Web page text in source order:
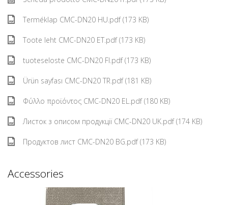
Terméklap CMC-DN20 HU.pdf (173 KB)
Toote leht CMC-DN20 ET.pdf (173 KB)
tuoteseloste CMC-DN20 FI.pdf (173 KB)
Ürün sayfası CMC-DN20 TR.pdf (181 KB)
Φύλλο προϊόντος CMC-DN20 EL.pdf (180 KB)
Листок з описом продукції CMC-DN20 UK.pdf (174 KB)
Продуктов лист CMC-DN20 BG.pdf (173 KB)
Accessories